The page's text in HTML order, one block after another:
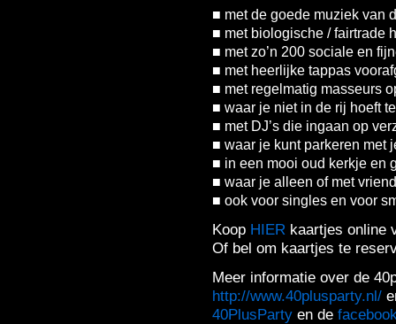
■ met de goede muziek van
■ met biologische / fairtrade
■ met zo’n 200 sociale en
■ met heerlijke tappas
■ met regelmatig masseurs
■ waar je niet in de rij hoeft
■ met DJ’s die ingaan op
■ waar je kunt parkeren met
■ in een mooi oud kerkje en
■ waar je alleen of met
■ ook voor singles en voor
Koop HIER kaartjes online
Of bel om kaartjes te
Meer informatie over de
http://www.40plusparty.nl/
40PlusParty en de